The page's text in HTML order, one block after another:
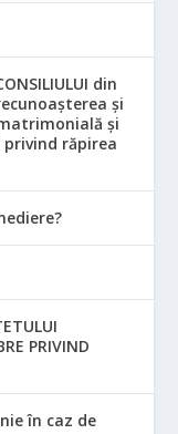
din
și
și
răpirea
PRIVIND
în caz de